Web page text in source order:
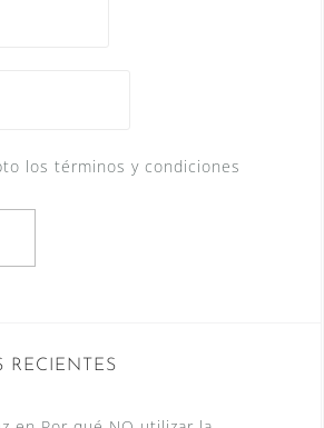
los términos y condiciones
RECIENTES